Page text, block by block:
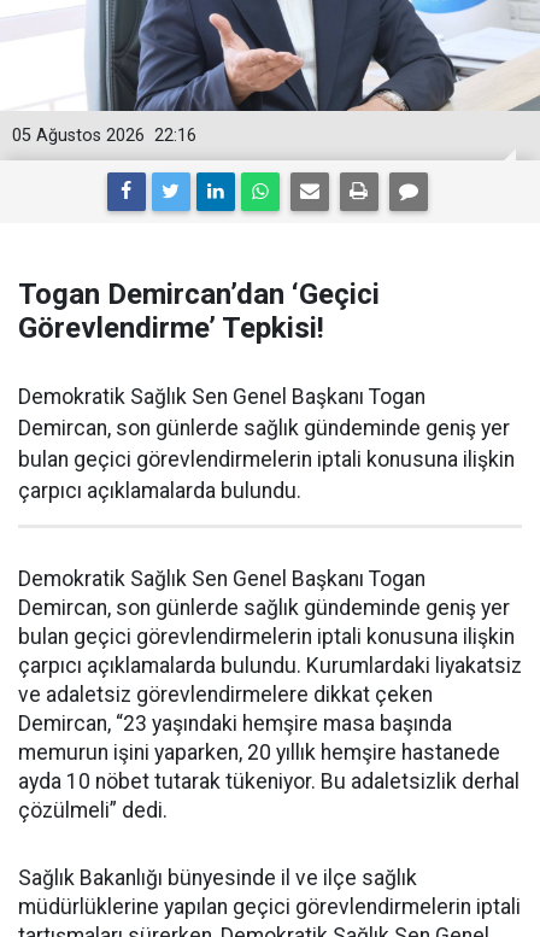
22:16
05 Ağustos 2026
Togan Demircan’dan ‘Geçici
Görevlendirme’ Tepkisi!
Demokratik Sağlık Sen Genel Başkanı Togan
Demircan, son günlerde sağlık gündeminde geniş yer
bulan geçici görevlendirmelerin iptali konusuna ilişkin
çarpıcı açıklamalarda bulundu.
Demokratik Sağlık Sen Genel Başkanı Togan
Demircan, son günlerde sağlık gündeminde geniş yer
bulan geçici görevlendirmelerin iptali konusuna ilişkin
çarpıcı açıklamalarda bulundu. Kurumlardaki liyakatsiz
ve adaletsiz görevlendirmelere dikkat çeken
Demircan, “23 yaşındaki hemşire masa başında
memurun işini yaparken, 20 yıllık hemşire hastanede
ayda 10 nöbet tutarak tükeniyor. Bu adaletsizlik derhal
çözülmeli” dedi.
Sağlık Bakanlığı bünyesinde il ve ilçe sağlık
müdürlüklerine yapılan geçici görevlendirmelerin iptali